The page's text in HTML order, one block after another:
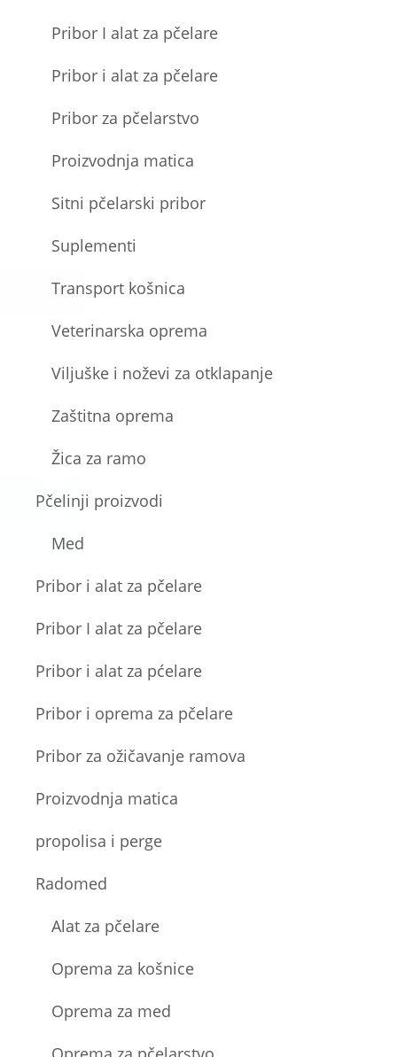
Pribor I alat za pčelare
Pribor i alat za pčelare
Pribor za pčelarstvo
Proizvodnja matica
Sitni pčelarski pribor
Suplementi
Transport košnica
Veterinarska oprema
Viljuške i noževi za otklapanje
Zaštitna oprema
Žica za ramo
Pčelinji proizvodi
Med
Pribor i alat za pčelare
Pribor I alat za pčelare
Pribor i alat za pćelare
Pribor i oprema za pčelare
Pribor za ožičavanje ramova
Proizvodnja matica
propolisa i perge
Radomed
Alat za pčelare
Oprema za košnice
Oprema za med